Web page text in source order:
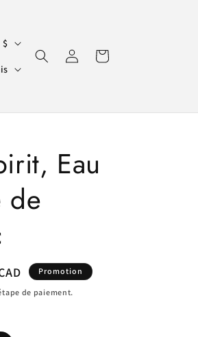
Canada | CAD $
Connexion Panier
Eau
de
Promotion
de paiement.